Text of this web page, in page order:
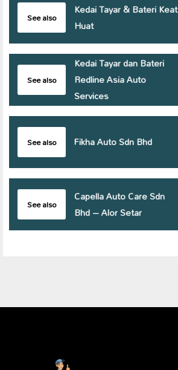
See also
Kedai Tayar & Bateri Keat
Huat
See also
Kedai Tayar dan Bateri
Redline Asia Auto
Services
See also Fikha Auto Sdn Bhd
See also
Capella Auto Care Sdn
Bhd – Alor Setar